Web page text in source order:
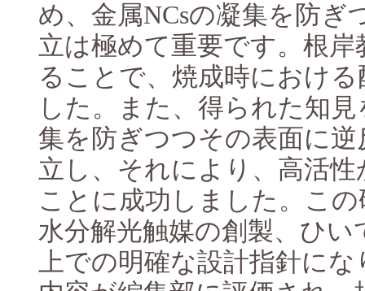
め、金属NCsの凝集を防ぎ
立は極めて重要です。根
ることで、焼成時におけ
した。また、得られた知
集を防ぎつつその表面に
立し、それにより、高活
ことに成功しました。こ
水分解光触媒の創製、ひ
上での明確な設計指針に